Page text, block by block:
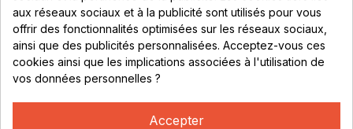
Lundi au vendredi :
8h - 16h
uniquement sur Rendez-vous
CONTACT
04 78 37 00 68
aux réseaux sociaux et à la publicité sont utilisés pour vous
offrir des fonctionnalités optimisées sur les réseaux sociaux,
ainsi que des publicités personnalisées. Acceptez-vous ces
cookies ainsi que les implications associées à l'utilisation de
vos données personnelles ?
Accepter